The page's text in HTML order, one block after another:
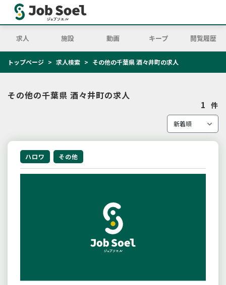
求人 施設 動画 キープ 閲覧履歴
トップページ 求人検索 その他の千葉県 酒々井町の求人
その他の千葉県 酒々井町の求人
1 件
ハロワ その他